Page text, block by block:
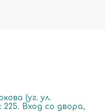
(уг. ул.
225. Вход со двора,